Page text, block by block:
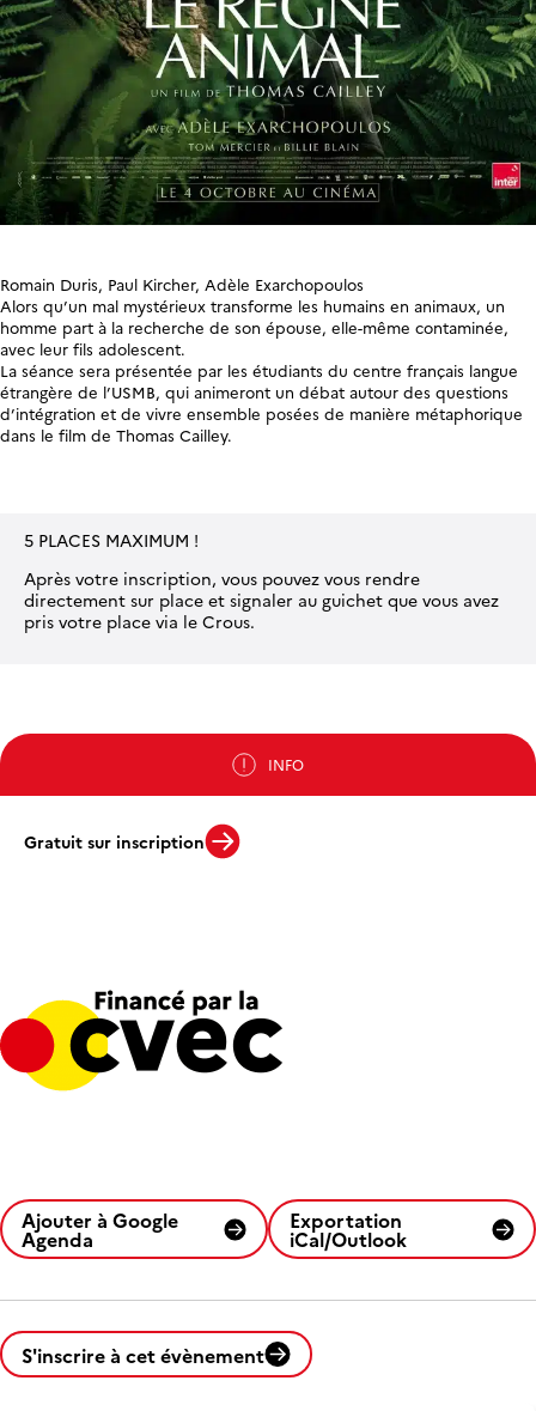
S'inscrire à cet évènement
Romain Duris, Paul Kircher, Adèle Exarchopoulos
Alors qu’un mal mystérieux transforme les humains en animaux, un
homme part à la recherche de son épouse, elle-même contaminée,
avec leur fils adolescent.
La séance sera présentée par les étudiants du centre français langue
étrangère de l’USMB, qui animeront un débat autour des questions
d’intégration et de vivre ensemble posées de manière métaphorique
dans le film de Thomas Cailley.
5 PLACES MAXIMUM !
Après votre inscription, vous pouvez vous rendre
directement sur place et signaler au guichet que vous avez
pris votre place via le Crous.
INFO
Gratuit sur inscription
Ajouter à Google
Agenda
Exportation
iCal/Outlook